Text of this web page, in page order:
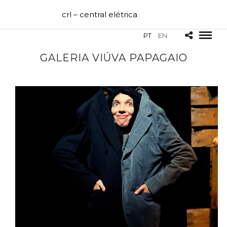
crl – central elétrica
PT EN
GALERIA VIÚVA PAPAGAIO